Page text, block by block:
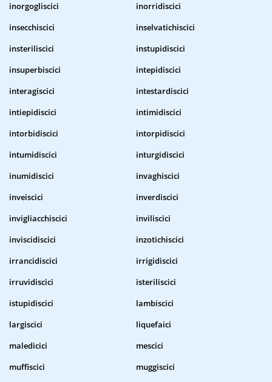
inorgogliscici
inorridiscici
insecchiscici
inselvatichiscici
insteriliscici
instupidiscici
insuperbiscici
intepidiscici
interagiscici
intestardiscici
intiepidiscici
intimidiscici
intorbidiscici
intorpidiscici
intumidiscici
inturgidiscici
inumidiscici
invaghiscici
inveiscici
inverdiscici
invigliacchiscici
inviliscici
inviscidiscici
inzotichiscici
irrancidiscici
irrigidiscici
irruvidiscici
isteriliscici
istupidiscici
lambiscici
largiscici
liquefaici
maledicici
mescici
muffiscici
muggiscici